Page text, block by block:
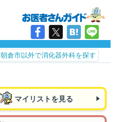
朝倉市以外で消化器外科を探す
マイリストを見る